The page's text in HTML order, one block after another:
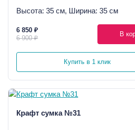
Высота: 35 см, Ширина: 35 см
6 850 ₽
6 900 ₽
В
Купить в 1 клик
Крафт сумка №31